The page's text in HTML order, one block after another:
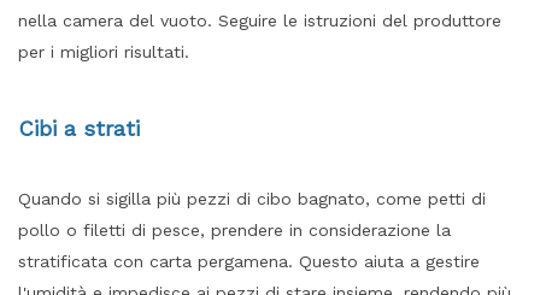
nella camera del vuoto. Seguire le istruzioni del produttore
per i migliori risultati.
Cibi a strati
Quando si sigilla più pezzi di cibo bagnato, come petti di
pollo o filetti di pesce, prendere in considerazione la
stratificata con carta pergamena. Questo aiuta a gestire